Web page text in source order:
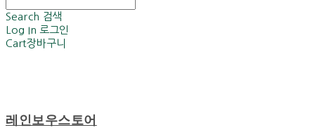
Search 검색
Log In 로그인
Cart장바구니
레인보우스토어